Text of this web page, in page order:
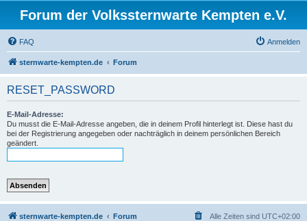
Forum der Volkssternwarte Kempten e.V.
FAQ Anmelden
sternwarte-kempten.de Forum
RESET_PASSWORD
E-Mail-Adresse:
Du musst die E-Mail-Adresse angeben, die in deinem Profil hinterlegt ist. Diese hast du
bei der Registrierung angegeben oder nachträglich in deinem persönlichen Bereich
geändert.
sternwarte-kempten.de Forum Alle Zeiten sind UTC+02:00